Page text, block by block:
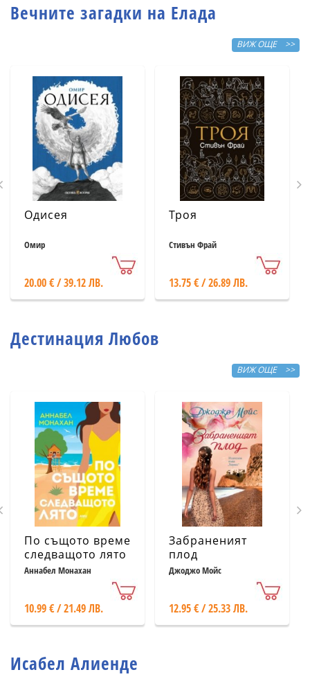
Вечните загадки на Елада
ВИЖ ОЩЕ >>
Одисея
Омир
20.00 € / 39.12 ЛВ.
Троя
Стивън Фрай
13.75 € / 26.89 ЛВ.
Дестинация Любов
ВИЖ ОЩЕ >>
По същото време
следващото лято
Аннабел Монахан
10.99 € / 21.49 ЛВ.
Забраненият
плод
Джоджо Мойс
12.95 € / 25.33 ЛВ.
Исабел Алиенде